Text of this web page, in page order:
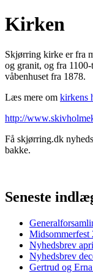
Kirken
Skjørring kirke er fra
og granit, og fra
våbenhuset fra 1878.
Læs mere om kirkens
http://
Få skjørring.dk
bakke.
Seneste
Midsommerfest
Nyhedsbrev
Nyhedsbrev
Gertrud og